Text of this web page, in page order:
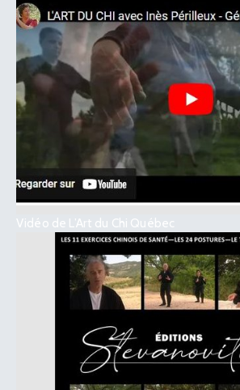
Vidéo de L’Art du Chi Québec